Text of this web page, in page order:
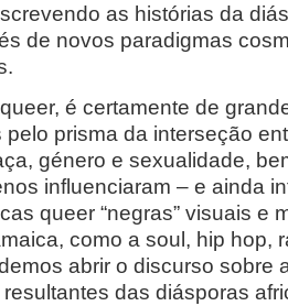
as histórias da
de novos paradigmas
é certamente de
prisma da interseção
género e sexualidade,
influenciaram – e ainda
queer “negras” visuais e
como a soul, hip hop,
abrir o discurso sobre
das diásporas